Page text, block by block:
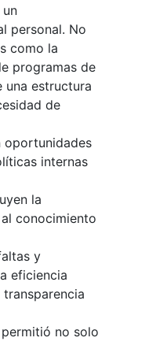
personal. No
como la
programas de
una estructura
de
oportunidades
internas
la
conocimiento
y
eficiencia
no solo